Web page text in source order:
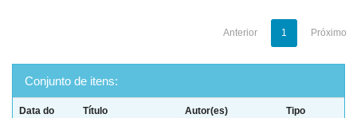
Anterior 1 Próximo
Conjunto de itens:
Data do
Título Autor(es) Tipo